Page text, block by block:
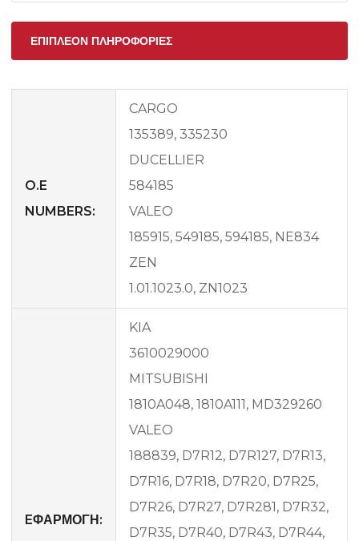
ΕΠΙΠΛΈΟΝ ΠΛΗΡΟΦΟΡΊΕΣ
O.E
NUMBERS:
CARGO
135389, 335230
DUCELLIER
584185
VALEO
185915, 549185, 594185, NE834
ZEN
1.01.1023.0, ZN1023
EΦΑΡΜΟΓΗ:
KIA
3610029000
MITSUBISHI
1810A048, 1810A111, MD329260
VALEO
188839, D7R12, D7R127, D7R13,
D7R16, D7R18, D7R20, D7R25,
D7R26, D7R27, D7R281, D7R32,
D7R35, D7R40, D7R43, D7R44,